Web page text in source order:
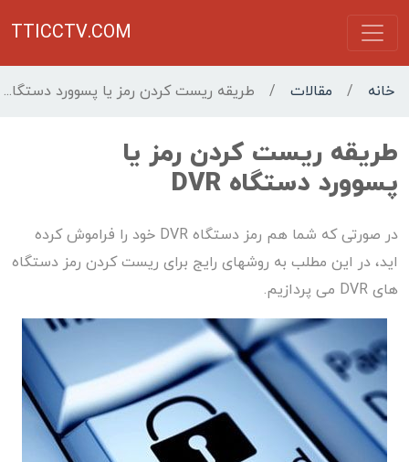
TTICCTV.COM
خانه / مقالات / طریقه ریست کردن رمز یا پسوورد دستگاه DVR
طریقه ریست کردن رمز یا
پسوورد دستگاه DVR
در صورتی که شما هم رمز دستگاه DVR خود را فراموش کرده
اید، در این مطلب به روشهای رایج برای ریست کردن رمز دستگاه
های DVR می پردازیم.